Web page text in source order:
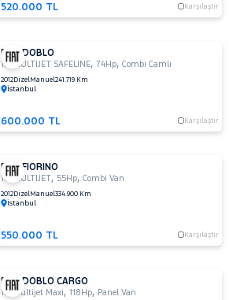
520.000 TL Karşılaştır
FIAT DOBLO
1.3 MULTIJET SAFELINE,74Hp,Combi Camlı
2012DizelManuel241.719 Km
İstanbul
600.000 TL Karşılaştır
FIAT FIORINO
1.3 MULTIJET, 55Hp,Combi Van
2012DizelManuel334.900 Km
İstanbul
550.000 TL Karşılaştır
FIAT DOBLO CARGO
1.6 Multijet Maxi,118Hp, Panel Van